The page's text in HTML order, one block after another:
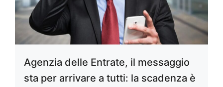
Agenzia delle Entrate, il messaggio
sta per arrivare a tutti: la scadenza è